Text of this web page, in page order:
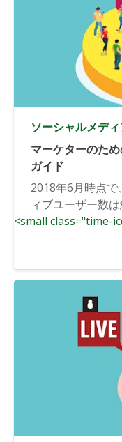
ソーシャルメデ
マーケターのた
ガイド
2018年6月時点
ィブユーザー数
<small class="time-